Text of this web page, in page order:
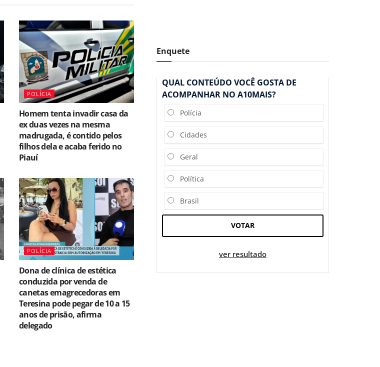
POLÍCIA
Homem tenta invadir casa da
ex duas vezes na mesma
madrugada, é contido pelos
filhos dela e acaba ferido no
Piauí
POLÍCIA
Dona de clínica de estética
conduzida por venda de
canetas emagrecedoras em
Teresina pode pegar de 10 a 15
anos de prisão, afirma
delegado
Enquete
QUAL CONTEÚDO VOCÊ GOSTA DE
ACOMPANHAR NO A10MAIS?
Polícia
Cidades
Geral
Política
Brasil
VOTAR
ver resultado